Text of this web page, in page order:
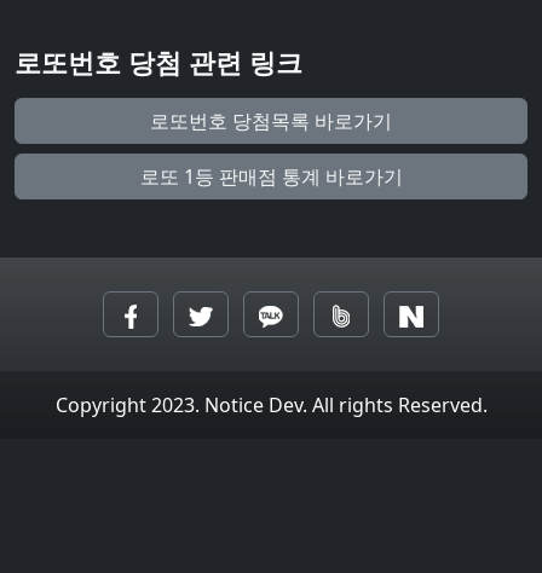
로또번호 당첨 관련 링크
로또번호 당첨목록 바로가기
로또 1등 판매점 통계 바로가기
Copyright 2023. Notice Dev. All rights Reserved.